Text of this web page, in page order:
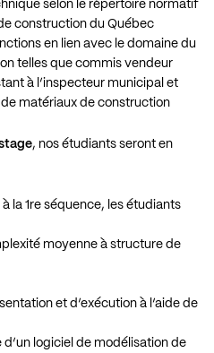
selon le répertoire normatif
construction du Québec
en lien avec le domaine du
telles que commis vendeur
à l’inspecteur municipal et
matériaux de construction
, nos étudiants seront en
la 1re séquence, les étudiants
moyenne à structure de
et d’exécution à l’aide de
d’un logiciel de modélisation de